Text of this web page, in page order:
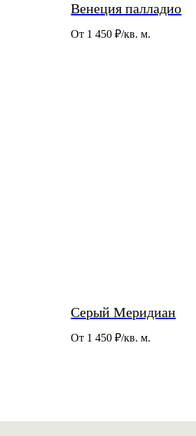
Венеция палладио
От 1 450 ₽/кв. м.
Серый Меридиан
От 1 450 ₽/кв. м.